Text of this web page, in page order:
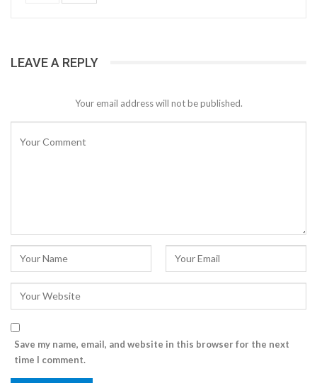
LEAVE A REPLY
Your email address will not be published.
Save my name, email, and website in this browser for the next
time I comment.